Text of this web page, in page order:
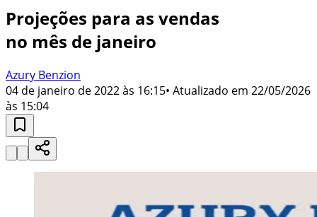
Projeções para as vendas
no mês de janeiro
Azury Benzion
04 de janeiro de 2022 às 16:15• Atualizado em 22/05/2026
às 15:04